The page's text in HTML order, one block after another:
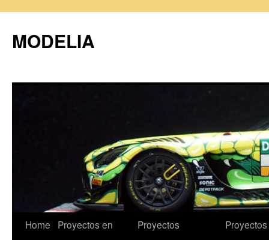
MODELIA
Skip
Home
Proyectos en
Proyectos
Proyectos